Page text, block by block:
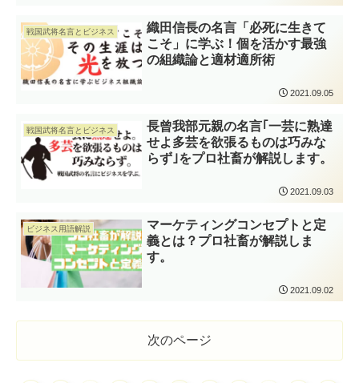
戦国武将名言とビジネス
織田信長の名言「必死に生きて
こそ」に学ぶ！個を活かす最強
の組織論と適材適所術
2021.09.05
戦国武将名言とビジネス
長曾我部元親の名言｢一芸に熟達
せよ多芸を欲張るものは巧みな
らず｣をプロ社畜が解説します。
2021.09.03
ビジネス用語解説
マーケティングコンセプトと定
義とは？プロ社畜が解説しま
す。
2021.09.02
次のページ